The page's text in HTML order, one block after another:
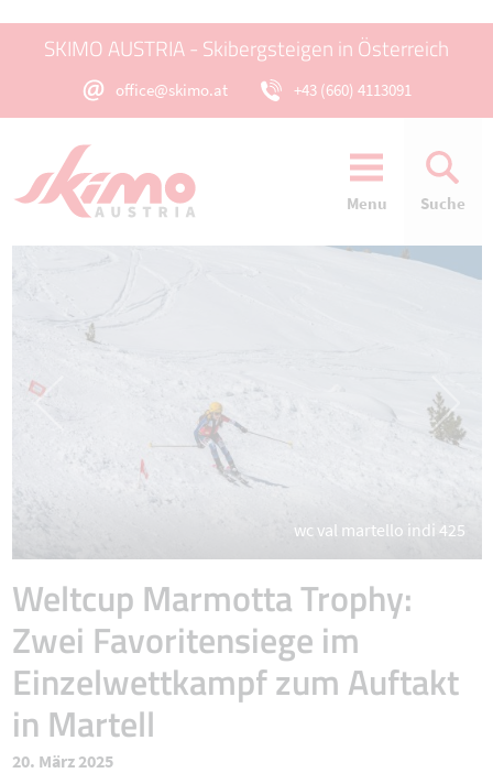
SKIMO AUSTRIA - Skibergsteigen in Österreich
office@skimo.at +43 (660) 4113091
Menu Suche
wc val martello indi 425
Weltcup Marmotta Trophy:
Zwei Favoritensiege im
Einzelwettkampf zum Auftakt
in Martell
20. März 2025